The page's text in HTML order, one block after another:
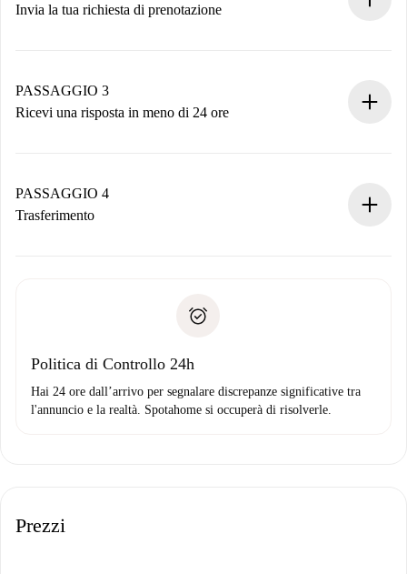
Invia la tua richiesta di prenotazione
non accetta.
PASSAGGIO 3
Ricevi una risposta in meno di 24 ore
contatto con il proprietario.
Se rifiutata: non ti addebiteremo nulla e ti proporremo
Domiciliazione del pagamento
PASSAGGIO 4
Trasferimento
solo se non segnali problemi.
Politica di Controllo 24h
Hai 24 ore dall’arrivo per segnalare discrepanze significative tra
l'annuncio e la realtà. Spotahome si occuperà di risolverle.
Prezzi